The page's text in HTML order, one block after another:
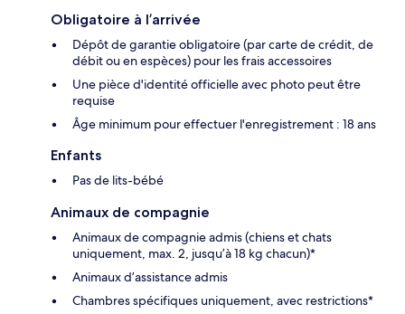
Obligatoire à l’arrivée
Dépôt de garantie obligatoire (par carte de crédit, de
débit ou en espèces) pour les frais accessoires
Une pièce d'identité officielle avec photo peut être
requise
Âge minimum pour effectuer l'enregistrement : 18 ans
Enfants
Pas de lits-bébé
Animaux de compagnie
Animaux de compagnie admis (chiens et chats
uniquement, max. 2, jusqu’à 18 kg chacun)*
Animaux d’assistance admis
Chambres spécifiques uniquement, avec restrictions*